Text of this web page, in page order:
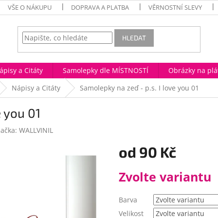
VŠE O NÁKUPU DOPRAVA A PLATBA VĚRNOSTNÍ SLEVY
HLEDAT
a Citáty Samolepky dle MÍSTNOSTÍ Obrázky na
Nápisy a Citáty Samolepky na zeď - p.s. I love you 01
01
WALLVINIL
od 90 Kč
cena:
Zvolte variantu
Barva
Velikost